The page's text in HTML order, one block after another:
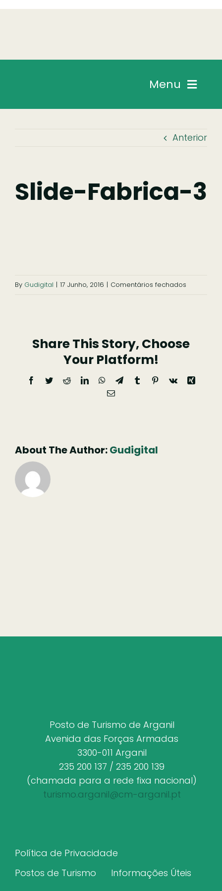
Skip
Menu
Fazer
Anterior
Slide-Fabrica-3
By Gudigital | 17 Junho, 2016 | Comentários fechados
Share This Story, Choose
Your Platform!
Facebook
TwitterRedditLinkedInWhatsApp
TelegramTumblrPinterest
Vk
Xing
Email
About The Author:Gudigital
Posto de Turismo de Arganil
Avenida das Forças Armadas
3300-011 Arganil
235 200 137 / 235 200 139
(chamada para a rede fixa nacional)
turismo.arganil@cm-arganil.pt
Política de Privacidade
Postos de Turismo
Informações Úteis